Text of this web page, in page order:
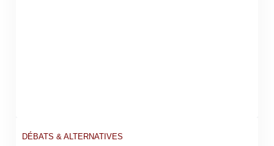
DÉBATS & ALTERNATIVES